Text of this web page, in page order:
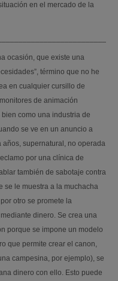
en el mercado de la
ocasión, que existe una
término que no he
en cualquier cursillo de
de animación
como una industria de
se ve en un anuncio a
años, supernatural, no operada
por una clínica de
también de sabotaje contra
se le muestra a la muchacha
otro se promete la
dinero. Se crea una
porque se impone un modelo
que permite crear el canon,
campesina, por ejemplo), se
dinero con ello. Esto puede